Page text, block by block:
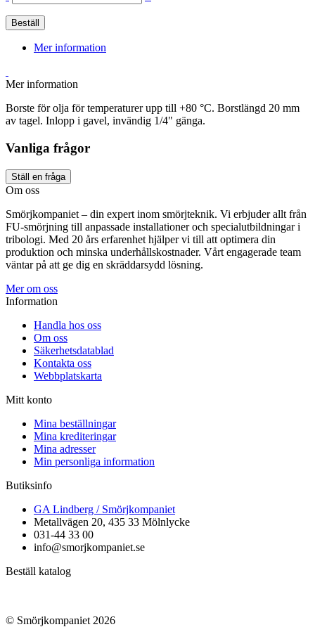
Beställ
Mer information
Mer information
Borste för olja för temperaturer upp till +80 °C. Borstlängd 20 mm
av tagel. Inlopp i gavel, invändig 1/4" gänga.
Vanliga frågor
Ställ en fråga
Om oss
Smörjkompaniet – din expert inom smörjteknik. Vi erbjuder allt från
FU-smörjning till anpassade installationer och specialutbildningar i
tribologi. Med 20 års erfarenhet hjälper vi till att optimera din
produktion och minska underhållskostnader. Vårt engagerade team
väntar på att ge dig en skräddarsydd lösning.
Mer om oss
Information
Handla hos oss
Om oss
Säkerhetsdatablad
Kontakta oss
Webbplatskarta
Mitt konto
Mina beställningar
Mina krediteringar
Mina adresser
Min personliga information
Butiksinfo
GA Lindberg / Smörjkompaniet
Metallvägen 20, 435 33 Mölnlycke
031-44 33 00
info@smorjkompaniet.se
Beställ katalog
© Smörjkompaniet 2026